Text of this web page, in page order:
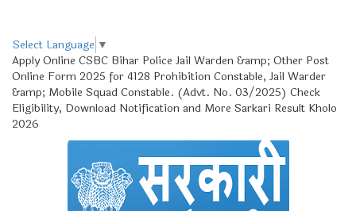
Select Language ▼
Apply Online CSBC Bihar Police Jail Warden &amp; Other Post
Online Form 2025 for 4128 Prohibition Constable, Jail Warder
&amp; Mobile Squad Constable. (Advt. No. 03/2025) Check
Eligibility, Download Notification and More Sarkari Result Kholo
2026